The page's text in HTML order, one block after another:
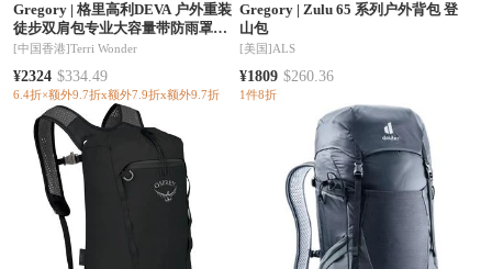
Gregory| 格里高利DEVA 户外重装
徒步双肩包专业大容量带防雨罩
（香港仓发货）
[中国香港]Terri Wonder
¥2324 $334.49
6.4折×额外9.7折x额外7.9折x额外9.7折
Gregory |Zulu 65 系列户外背包 登
山包
[美国]ALS
¥1809 $260.36
1件8折